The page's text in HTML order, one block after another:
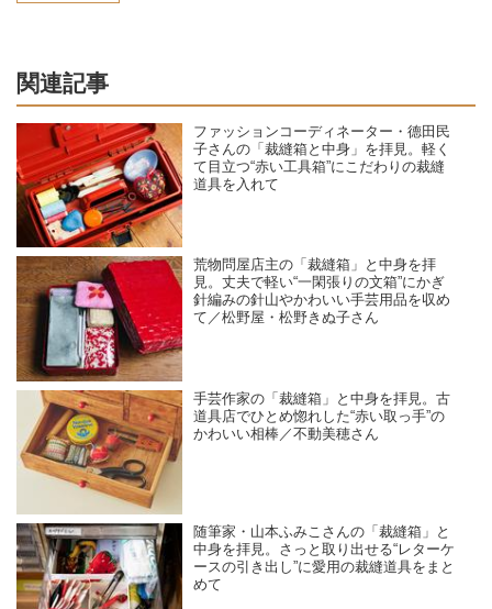
関連記事
ファッションコーディネーター・德田民
子さんの「裁縫箱と中身」を拝見。軽く
て目立つ“赤い工具箱”にこだわりの裁縫
道具を入れて
荒物問屋店主の「裁縫箱」と中身を拝
見。丈夫で軽い“一閑張りの文箱”にかぎ
針編みの針山やかわいい手芸用品を収め
て／松野屋・松野きぬ子さん
手芸作家の「裁縫箱」と中身を拝見。古
道具店でひとめ惚れした“赤い取っ手”の
かわいい相棒／不動美穂さん
随筆家・山本ふみこさんの「裁縫箱」と
中身を拝見。さっと取り出せる“レターケ
ースの引き出し”に愛用の裁縫道具をまと
めて